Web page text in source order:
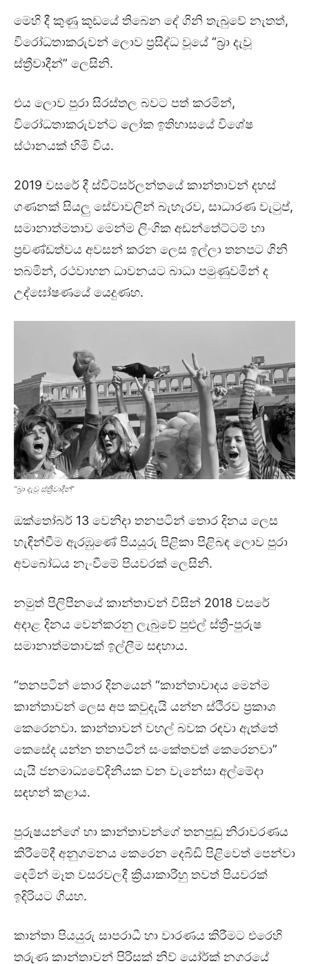
මෙහි දී කුණු කූඩයේ තිබෙන දේ ගිනි තැබුවේ නැතත්,
විරෝධතාකරුවන් ලොව ප්‍රසිද්ධ වූයේ “බ්‍රා දැවූ
ස්ත්‍රීවාදීන්” ලෙසිනි.
එය ලොව පුරා සිරස්තල බවට පත් කරමින්,
විරෝධතාකරුවන්ට ලෝක ඉතිහාසයේ විශේෂ
ස්ථානයක් හිමි විය.
2019 වසරේ දී ස්විට්සර්ලන්තයේ කාන්තාවන් දහස්
ගණනක් සියලු සේවාවලින් බැහැරව, සාධාරණ වැටුප්,
සමානාත්මතාව මෙන්ම ලිංගික අඩන්තේට්ටම් හා
ප්‍රචණ්ඩත්වය අවසන් කරන ලෙස ඉල්ලා තනපට ගිනි
තබමින්, රථවාහන ධාවනයට බාධා පමුණුවමින් ද
උද්ඝෝෂණයේ යෙදුණහ.
“බ්‍රා දැවූ ස්ත්‍රීවාදීන්”
ඔක්තෝබර් 13 වෙනිදා තනපටින් තොර දිනය ලෙස
හැඳින්වීම ඇරඹුණේ පියයුරු පිළිකා පිළිබඳ ලොව පුරා
අවබෝධය නැංවීමේ පියවරක් ලෙසිනි.
නමුත් පිලිපීනයේ කාන්තාවන් විසින් 2018 වසරේ
අදාළ දිනය වෙන්කරනු ලැබුවේ පුළුල් ස්ත්‍රී-පුරුෂ
සමානාත්මතාවක් ඉල්ලීම සඳහාය.
“තනපටින් තොර දිනයෙන් “කාන්තාවාදය මෙන්ම
කාන්තාවන් ලෙස අප කවුදැයි යන්න ස්ථිරව ප්‍රකාශ
කෙරෙනවා. කාන්තාවන් වහල් බවක රඳවා ඇත්තේ
කෙසේද යන්න තනපටින් සංකේතවත් කෙරෙනවා”
යැයි ජනමාධ්‍යවේදිනියක වන වැනේසා අල්මේදා
සඳහන් කළාය.
පුරුෂයන්ගේ හා කාන්තාවන්ගේ තනපුඩු නිරාවරණය
කිරීමේදී අනුගමනය කෙරෙන දෙබිඩි පිළිවෙත් පෙන්වා
දෙමින් මෑත වසරවලදී ක්‍රියාකාරීහු තවත් පියවරක්
ඉදිරියට ගියහ.
කාන්තා පියයුරු සාපරාධී හා වාරණය කිරීමට එරෙහි
තරුණ කාන්තාවන් පිරිසක් නිව් යෝර්ක් නගරයේ